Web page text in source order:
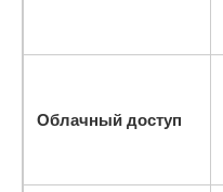
Облачный доступ